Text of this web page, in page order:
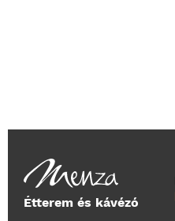
Étterem és kávézó